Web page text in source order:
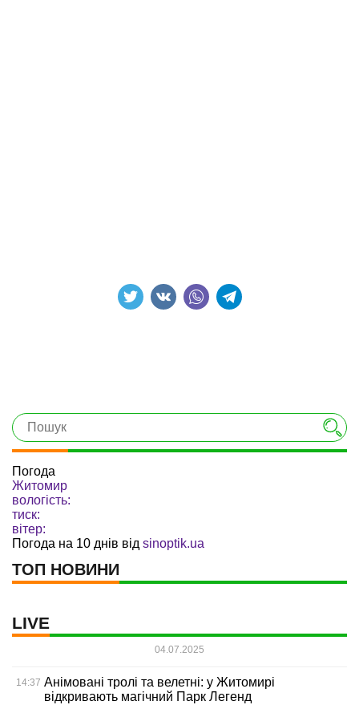
Погода
Житомир
вологість:
тиск:
вітер:
Погода на 10 днів від sinoptik.ua
ТОП НОВИНИ
LIVE
04.07.2025
14:37 Анімовані тролі та велетні: у Житомирі
відкривають магічний Парк Легенд